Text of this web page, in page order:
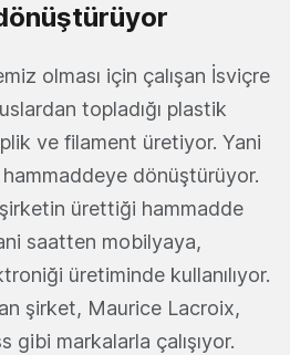
olması için çalışan İsviçre
topladığı plastik
ve filament üretiyor. Yani
dönüştürüyor.
şirketin ürettiği hammadde
saatten mobilyaya,
üretiminde kullanılıyor.
şirket, Maurice Lacroix,
gibi markalarla çalışıyor.